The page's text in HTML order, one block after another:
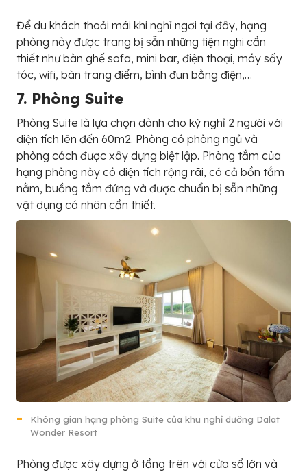
Để du khách thoải mái khi nghỉ ngơi tại đây, hạng
phòng này được trang bị sẵn những tiện nghi cần
thiết như bàn ghế sofa, mini bar, điện thoại, máy sấy
tóc, wifi, bàn trang điểm, bình đun bằng điện,…
7. Phòng Suite
Phòng Suite là lựa chọn dành cho kỳ nghỉ 2 người với
diện tích lên đến 60m2. Phòng có phòng ngủ và
phòng cách được xây dựng biệt lập. Phòng tắm của
hạng phòng này có diện tích rộng rãi, có cả bồn tắm
nằm, buồng tắm đứng và được chuẩn bị sẵn những
vật dụng cá nhân cần thiết.
Không gian hạng phòng Suite của khu nghỉ dưỡng Dalat
Wonder Resort
Phòng được xây dựng ở tầng trên với cửa sổ lớn và